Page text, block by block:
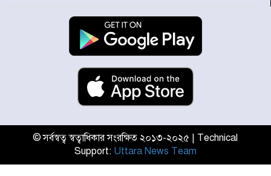
যুক্তরাষ্ট্রে দাবানল নেভাতে গিয়ে
হেলিকপ্টার বিধ্বস্ত, নিহত ১
মজুদদারের সর্বোচ্চ শাস্তি মৃত্যুদণ্ড, তাই
আন্তর্জাতিক আদিবাসী দিবস: রাষ্ট্রের
© সর্বস্বত্ব স্বত্বাধিকার সংরক্ষিত ২০১৩-২০২৫ | Technical
Support: Uttara News Team